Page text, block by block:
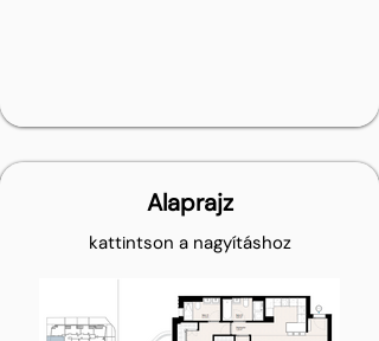
Alaprajz
kattintson a nagyításhoz